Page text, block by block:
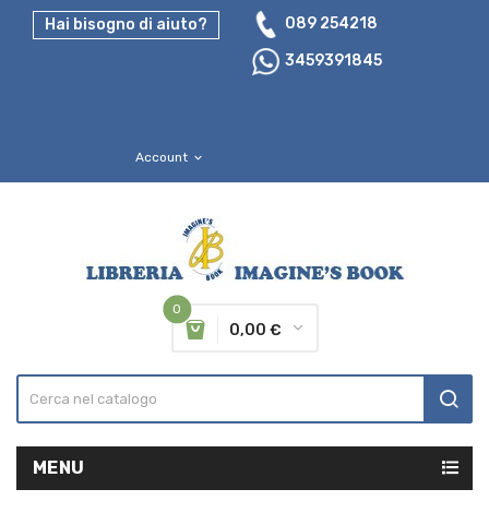
Hai bisogno di aiuto?
089 254218
3459391845
Account expand_more
0
0,00 €
MENU